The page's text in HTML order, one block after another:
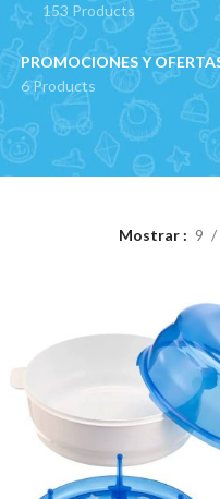
153 Products
PROMOCIONES Y
6 Products
Mostrar 9